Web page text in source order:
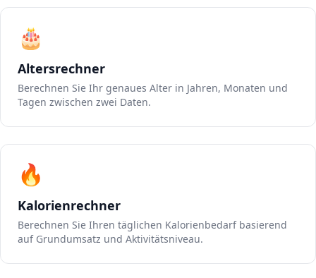
🎂
Altersrechner
Berechnen Sie Ihr genaues Alter in Jahren, Monaten und
Tagen zwischen zwei Daten.
🔥
Kalorienrechner
Berechnen Sie Ihren täglichen Kalorienbedarf basierend
auf Grundumsatz und Aktivitätsniveau.